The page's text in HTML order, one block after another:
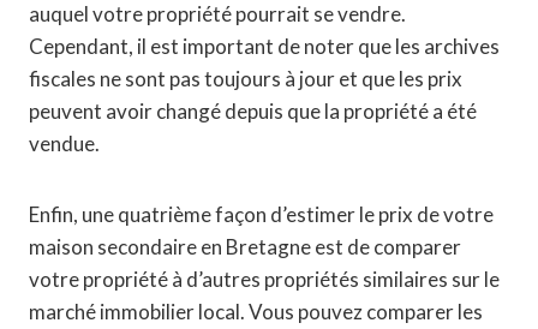
auquel votre propriété pourrait se vendre.
Cependant, il est important de noter que les archives
fiscales ne sont pas toujours à jour et que les prix
peuvent avoir changé depuis que la propriété a été
vendue.
Enfin, une quatrième façon d’estimer le prix de votre
maison secondaire en Bretagne est de comparer
votre propriété à d’autres propriétés similaires sur le
marché immobilier local. Vous pouvez comparer les